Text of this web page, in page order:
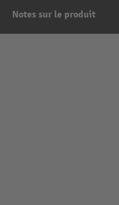
Notes sur le produit